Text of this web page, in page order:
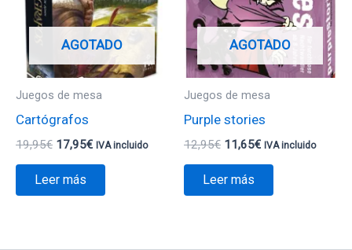
AGOTADO
Juegos de mesa
Cartógrafos
19,95€ 17,95€ IVA incluido
Leer más
AGOTADO
Juegos de mesa
Purple stories
12,95€ 11,65€ IVA incluido
Leer más